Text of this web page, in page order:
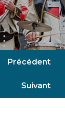
Précédent
Suivant